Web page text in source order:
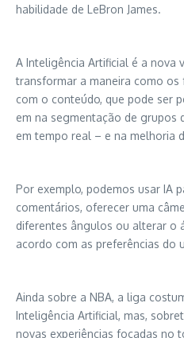
habilidade de LeBron James.
A Inteligência Artificial é a nova
transformar a maneira como os
com o conteúdo, que pode ser
em na segmentação de grupos
em tempo real – e na melhoria
Por exemplo, podemos usar IA
comentários, oferecer uma
diferentes ângulos ou alterar o
acordo com as preferências do
Ainda sobre a NBA, a liga
Inteligência Artificial, mas,
novas experiências focadas no